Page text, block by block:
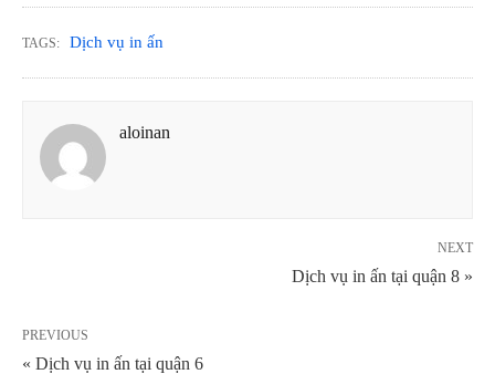
TAGS: Dịch vụ in ấn
aloinan
NEXT
Dịch vụ in ấn tại quận 8 »
PREVIOUS
« Dịch vụ in ấn tại quận 6